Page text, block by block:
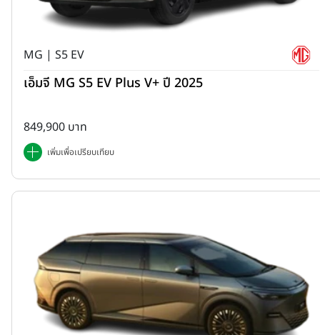
MG | S5 EV
เอ็มจี MG S5 EV Plus V+ ปี 2025
849,900 บาท
เพิ่มเพื่อเปรียบเทียบ